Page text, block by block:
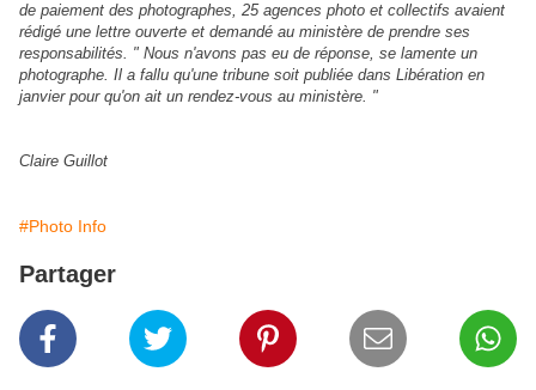
de paiement des photographes, 25 agences photo et collectifs avaient
rédigé une lettre ouverte et demandé au ministère de prendre ses
responsabilités. " Nous n'avons pas eu de réponse, se lamente un
photographe. Il a fallu qu'une tribune soit publiée dans Libération en
janvier pour qu'on ait un rendez-vous au ministère. "
Claire Guillot
#Photo Info
Partager